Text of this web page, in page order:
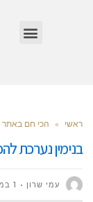
ראשי » הכי חם באתר
בנימין נערכת
עמי שרון 1 במאי 2022